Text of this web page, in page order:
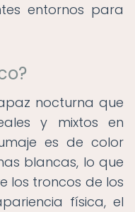
entornos para
nocturna que
y mixtos en
es de color
blancas, lo que
los troncos de los
física, el